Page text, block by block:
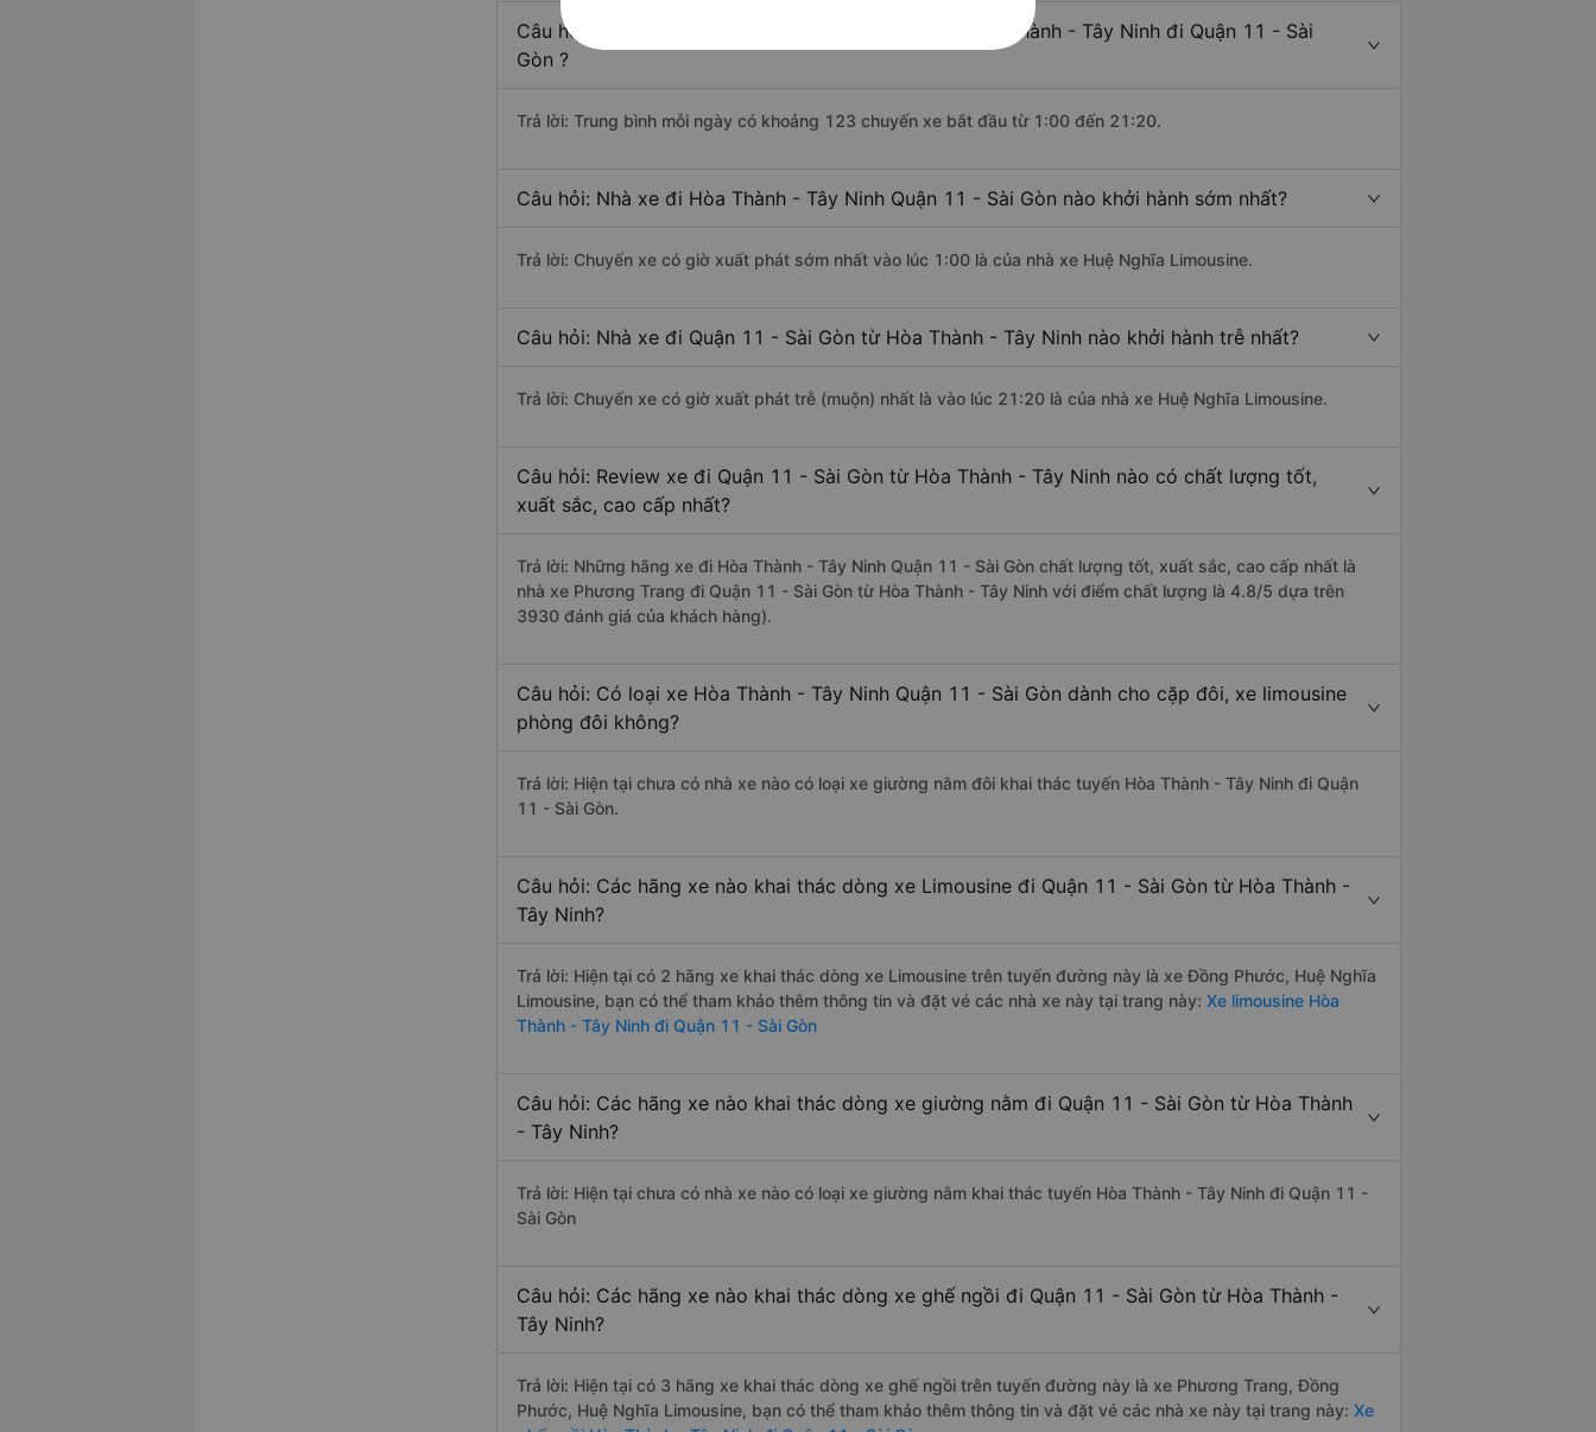
Câu hỏi: Mỗi ngày có bao nhiêu chuyến xe khách Hòa Thành - Tây Ninh đi Quận 11 - Sài
Gòn ?
Trả lời: Trung bình mỗi ngày có khoảng 123 chuyến xe bắt đầu từ 1:00 đến 21:20.
Câu hỏi: Nhà xe đi Hòa Thành - Tây Ninh Quận 11 - Sài Gòn nào khởi hành sớm nhất?
Trả lời: Chuyến xe có giờ xuất phát sớm nhất vào lúc 1:00 là của nhà xe Huệ Nghĩa Limousine.
Câu hỏi: Nhà xe đi Quận 11 - Sài Gòn từ Hòa Thành - Tây Ninh nào khởi hành trễ nhất?
Trả lời: Chuyến xe có giờ xuất phát trễ (muộn) nhất là vào lúc 21:20 là của nhà xe Huệ Nghĩa Limousine.
Câu hỏi: Review xe đi Quận 11 - Sài Gòn từ Hòa Thành - Tây Ninh nào có chất lượng tốt,
xuất sắc, cao cấp nhất?
Trả lời: Những hãng xe đi Hòa Thành - Tây Ninh Quận 11 - Sài Gòn chất lượng tốt, xuất sắc, cao cấp nhất là
nhà xe Phương Trang đi Quận 11 - Sài Gòn từ Hòa Thành - Tây Ninh với điểm chất lượng là 4.8/5 dựa trên
3930 đánh giá của khách hàng).
Câu hỏi: Có loại xe Hòa Thành - Tây Ninh Quận 11 - Sài Gòn dành cho cặp đôi, xe limousine
phòng đôi không?
Trả lời: Hiện tại chưa có nhà xe nào có loại xe giường nằm đôi khai thác tuyến Hòa Thành - Tây Ninh đi Quận
11 - Sài Gòn.
Câu hỏi: Các hãng xe nào khai thác dòng xe Limousine đi Quận 11 - Sài Gòn từ Hòa Thành -
Tây Ninh?
Trả lời: Hiện tại có 2 hãng xe khai thác dòng xe Limousine trên tuyến đường này là xe Đồng Phước, Huệ Nghĩa
Limousine, bạn có thể tham khảo thêm thông tin và đặt vé các nhà xe này tại trang này: Xe limousine Hòa
Thành - Tây Ninh đi Quận 11 - Sài Gòn
Câu hỏi: Các hãng xe nào khai thác dòng xe giường nằm đi Quận 11 - Sài Gòn từ Hòa Thành
- Tây Ninh?
Trả lời: Hiện tại chưa có nhà xe nào có loại xe giường nằm khai thác tuyến Hòa Thành - Tây Ninh đi Quận 11 -
Sài Gòn
Câu hỏi: Các hãng xe nào khai thác dòng xe ghế ngồi đi Quận 11 - Sài Gòn từ Hòa Thành -
Tây Ninh?
Trả lời: Hiện tại có 3 hãng xe khai thác dòng xe ghế ngồi trên tuyến đường này là xe Phương Trang, Đồng
Phước, Huệ Nghĩa Limousine, bạn có thể tham khảo thêm thông tin và đặt vé các nhà xe này tại trang này: Xe